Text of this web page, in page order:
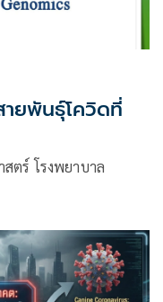
ยพันธุ์โควิดที่
ตร์ โรงพยาบาล